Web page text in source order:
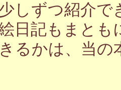
しずつ紹介
日記もまと
るかは、当